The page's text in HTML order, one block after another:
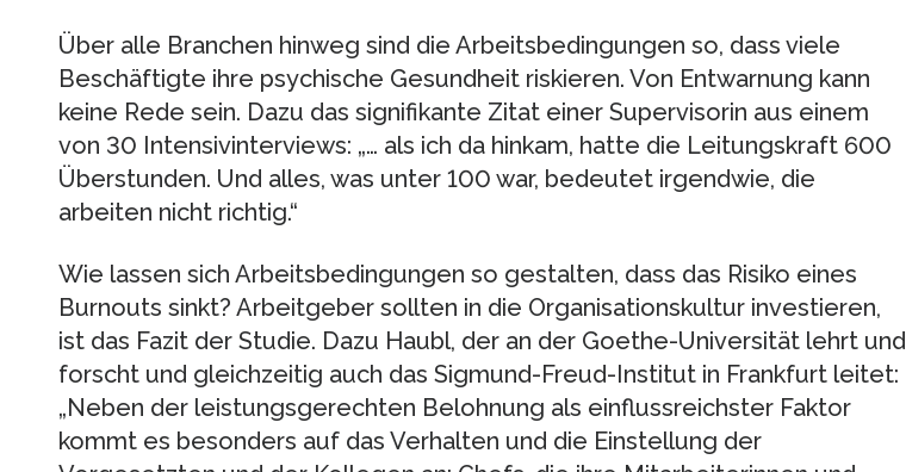
Über alle Branchen hinweg sind die Arbeitsbedingungen so, dass viele
Beschäftigte ihre psychische Gesundheit riskieren. Von Entwarnung kann
keine Rede sein. Dazu das signifikante Zitat einer Supervisorin aus einem
von 30 Intensivinterviews: „… als ich da hinkam, hatte die Leitungskraft 600
Überstunden. Und alles, was unter 100 war, bedeutet irgendwie, die
arbeiten nicht richtig.“
Wie lassen sich Arbeitsbedingungen so gestalten, dass das Risiko eines
Burnouts sinkt? Arbeitgeber sollten in die Organisationskultur investieren,
ist das Fazit der Studie. Dazu Haubl, der an der Goethe-Universität lehrt und
forscht und gleichzeitig auch das Sigmund-Freud-Institut in Frankfurt leitet:
„Neben der leistungsgerechten Belohnung als einflussreichster Faktor
kommt es besonders auf das Verhalten und die Einstellung der